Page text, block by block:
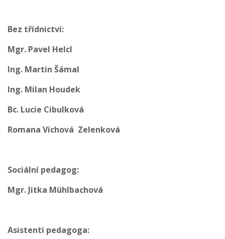
Bez třídnictví:
Mgr. Pavel Helcl
Ing. Martin Šámal
Ing. Milan Houdek
Bc. Lucie Cibulková
Romana Víchová Zelenková
Sociální pedagog:
Mgr. Jitka Mühlbachová
Asistenti pedagoga: